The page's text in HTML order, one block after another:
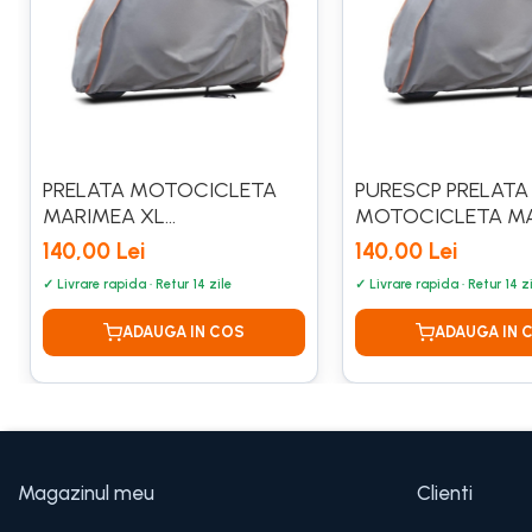
PRELATA MOTOCICLETA
MARIMEA XL
280X104X141CM
140,00 Lei
PURESCP PRELATA
MOTOCICLETA
205X90X120CM
140,00 Lei
Magazinul meu Clienti